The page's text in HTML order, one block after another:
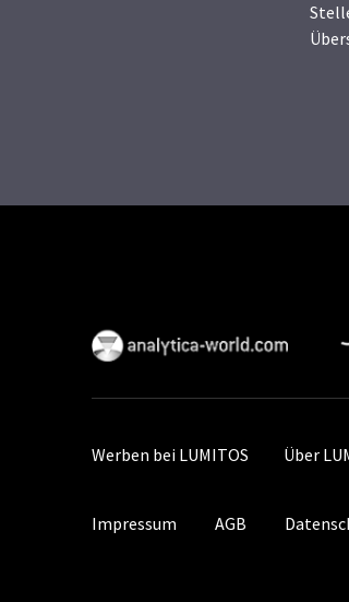
Werben bei LUMITOS Über
Impressum AGB